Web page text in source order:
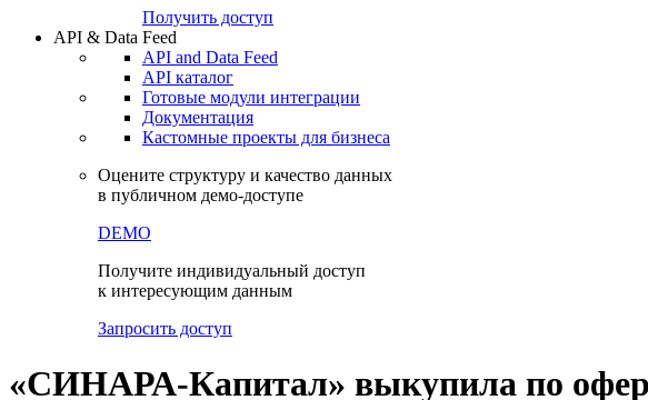
Попробуйте7-дневный
Откройте глобальную базу данных
Получить доступ
API & Data Feed
API and Data Feed
API каталог
Документация
Кастомные проекты для бизнеса
Оцените структуру и качество данных
в публичном демо-доступе
DEMO
Получите индивидуальный доступ